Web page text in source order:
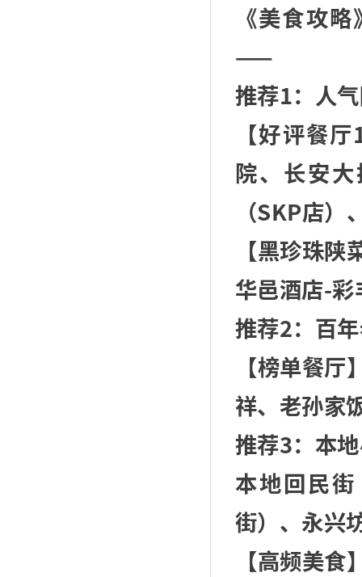
《美食攻
——
推荐1：人
【好评餐
院、长安
（SKP店
【黑珍珠
华邑酒店-
推荐2：百
【榜单餐
祥、老孙家
推荐3：本
本地回民
街）、永兴
【高频美